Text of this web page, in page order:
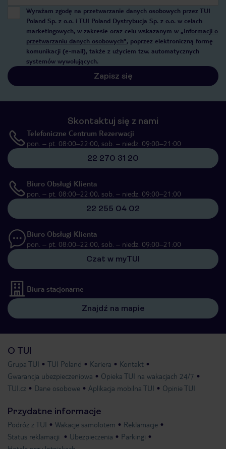
Wyrażam zgodę na przetwarzanie danych osobowych przez TUI
Poland Sp. z o.o. i TUI Poland Dystrybucja Sp. z o.o. w celach
marketingowych, w zakresie oraz celu wskazanym w „Informacji o
przetwarzaniu danych osobowych”, poprzez elektroniczną formę
komunikacji (e-mail), także z użyciem tzw. automatycznych
systemów wywołujących.
Zapisz się
Skontaktuj się z nami
Telefoniczne Centrum Rezerwacji
pon. – pt. 08:00–22:00, sob. – niedz. 09:00–21:00
22 270 31 20
Biuro Obsługi Klienta
pon. – pt. 08:00–22:00, sob. – niedz. 09:00–21:00
22 255 04 02
Biuro Obsługi Klienta
pon. – pt. 08:00–22:00, sob. – niedz. 09:00–21:00
Czat w myTUI
Biura stacjonarne
Znajdź na mapie
O TUI
Grupa TUI TUI Poland Kariera
Kontakt
Gwarancja ubezpieczeniowa
Opieka TUI na wakacjach 24/7
TUI.cz
Dane osobowe Aplikacja mobilna TUI Opinie TUI
Przydatne informacje
Podróż z TUI Wakacje samolotem
Reklamacje
Status reklamacji
Ubezpieczenia
Parkingi